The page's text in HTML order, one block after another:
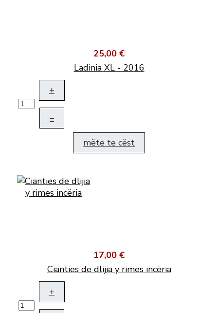
25,00 €
Ladinia XL - 2016
+
–
mëte te cëst
17,00 €
Cianties de dlijia y rimes incëria
+